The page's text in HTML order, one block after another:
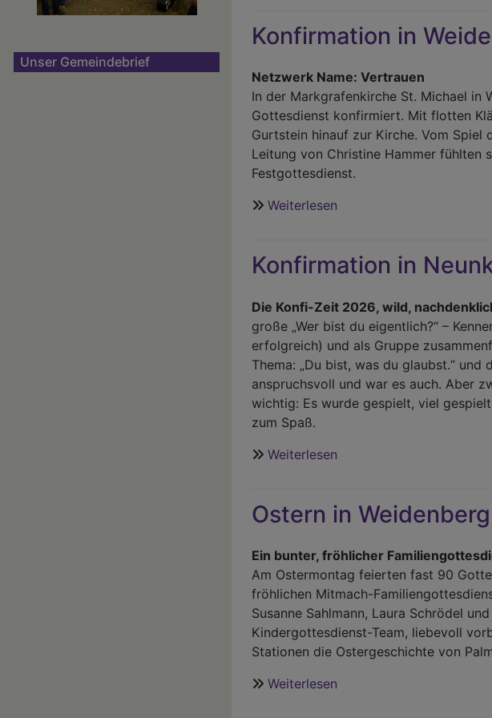
Unser Gemeindebrief
Weidenberg
3.
Mai
2026
Konfirmation in
Netzwerk Name: Vertrauen
In der Markgrafenkirche St. Michael in
Gottesdienst konfirmiert. Mit flotten
Gurtstein hinauf zur Kirche. Vom Spiel
Leitung von Christine Hammer fühlten
Festgottesdienst.
Weiterlesen
Weidenberg
19.
April
2026
Konfirmation in
Die Konfi-Zeit 2026, wild,
große „Wer bist du eigentlich?“ –
erfolgreich) und als Gruppe
Thema: „Du bist, was du glaubst.“
anspruchsvoll und war es auch. Aber
wichtig: Es wurde gespielt, viel
zum Spaß.
Weiterlesen
Neunkirchen
29.
März
2026
Ostern in Weidenberg
Ein bunter, fröhlicher
Am Ostermontag feierten fast 90
fröhlichen Mitmach-
Susanne Sahlmann, Laura Schrödel
Kindergottesdienst-Team, liebevoll
Stationen die Ostergeschichte von
Weiterlesen